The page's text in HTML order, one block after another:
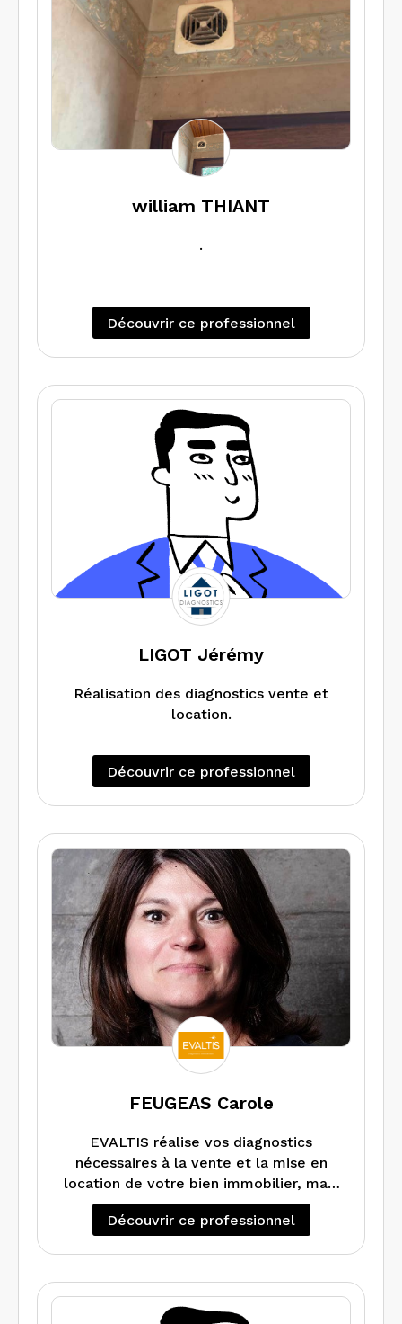
william THIANT
.
Découvrir ce professionnel
LIGOT Jérémy
Réalisation des diagnostics vente et
location.
Découvrir ce professionnel
FEUGEAS Carole
EVALTIS réalise vos diagnostics
nécessaires à la vente et la mise en
location de votre bien immobilier, mais
également peut vous faire un DPE
projeté si vous souhaitez faire des
énergétiques.
En cas de travaux dans votre
avant Travaux
Découvrir ce professionnel